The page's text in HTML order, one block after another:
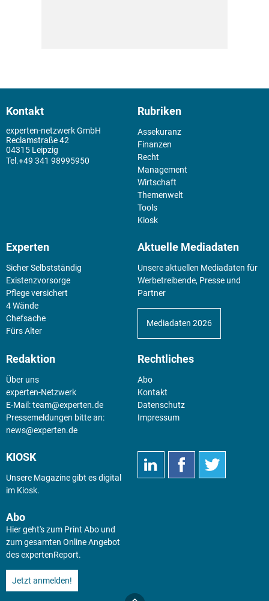
Kontakt
experten-netzwerk GmbH
Reclamstraße 42
04315 Leipzig
+49 341 98995950
Rubriken
Assekuranz
Finanzen
Recht
Management
Wirtschaft
Themenwelt
Tools
Kiosk
Experten
Sicher Selbstständig
Existenz­vorsorge
Pflege versichert
4 Wände
Chefsache
Fürs Alter
Aktuelle Mediadaten
Unsere aktuellen Mediadaten für
Werbetreibende, Presse und
Partner
Mediadaten 2026
Redaktion
Über uns
experten-Netzwerk
E-Mail:team@experten.de
Pressemeldungen bitte an:
news@experten.de
Rechtliches
Abo
Kontakt
Datenschutz
Impressum
KIOSK
Unsere Magazine gibt es digital
im Kiosk.
Abo
Hier geht's zum Print Abo und
zum gesamten Online Angebot
des expertenReport.
Jetzt anmelden!